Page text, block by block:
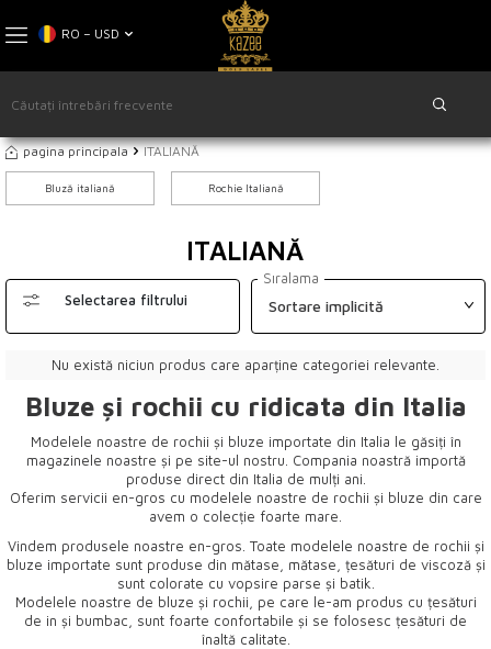
RO − USD
pagina principala ITALIANĂ
Bluză italiană Rochie Italiană
ITALIANĂ
Selectarea filtrului
Sıralama
Nu există niciun produs care aparține categoriei relevante.
Bluze și rochii cu ridicata din Italia
Modelele noastre de rochii și bluze importate din Italia le găsiți în
magazinele noastre și pe site-ul nostru. Compania noastră importă
produse direct din Italia de mulți ani.
Oferim servicii en-gros cu modelele noastre de rochii și bluze din care
avem o colecție foarte mare.
Vindem produsele noastre en-gros. Toate modelele noastre de rochii și
bluze importate sunt produse din mătase, mătase, țesături de viscoză și
sunt colorate cu vopsire parse și batik.
Modelele noastre de bluze și rochii, pe care le-am produs cu țesături
de in și bumbac, sunt foarte confortabile și se folosesc țesături de
înaltă calitate.